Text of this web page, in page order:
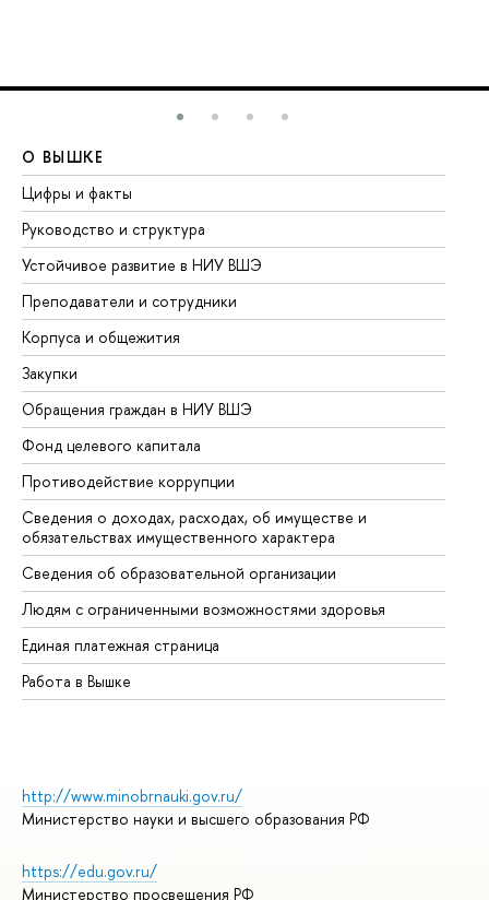
О ВЫШКЕ
Цифры и факты
Руководство и структура
Устойчивое развитие в НИУ ВШЭ
Преподаватели и сотрудники
Корпуса и общежития
Закупки
Обращения граждан в НИУ ВШЭ
Фонд целевого капитала
Противодействие коррупции
Сведения о доходах, расходах, об имуществе и
обязательствах имущественного характера
Сведения об образовательной организации
Людям с ограниченными возможностями здоровья
Единая платежная страница
Работа в Вышке
http://www.minobrnauki.gov.ru/
Министерство науки и высшего образования РФ
https://edu.gov.ru/
Министерство просвещения РФ